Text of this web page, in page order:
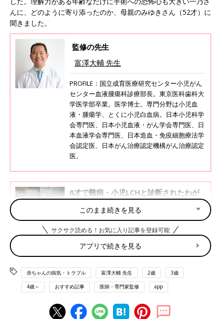
んに、どのように寄り添ったのか、母親のみゆきさん（52才）に
聞きました。
監修の先生
富澤大輔 先生
PROFILE：国立成育医療研究センター小児がん
センター血液腫瘍科診療部長。東京医科歯科大
学医学部卒業。医学博士。専門分野は小児血
液・腫瘍学、とくに小児白血病。日本小児科学
会専門医、日本小児血液・がん学会専門医、日
本血液学会専門医、日本造血・免疫細胞療法学
会認定医、日本がん治療認定機構がん治療認定
医。
0才で難病・小児LCHと診断されたわが
子。現代医療と娘の生きる力を信じ続け
る日々だった。そして、15才になった彼
小野はずきちゃん（15才・仮名）は、1才2カ月
のときに重症の多臓器型ランゲルハンス細胞組
織球症（LCH）と診断され、再発も経験しまし
た。LCHは、「小児慢性特定疾病」に認定され
ている珍しい病気で、小児の発症は毎年60人～
至るまでの経過観察について、母の優子さん
（52才・仮名）に聞きました。
一刻も早く手術を受けさせたいのに、娘は「手術は
イヤ!!」と拒否
このまま続きを見る
サクサク読める！お気に入り記事を登録可能
アプリで続きを見る
赤ちゃんの病気・トラブル 富澤大輔 先生 2歳 3歳
4歳～ おすすめ記事 医師・専門家監修 app